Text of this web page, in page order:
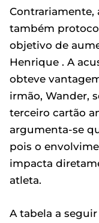
Contrariamente,
também
objetivo de
Henrique . A
obteve
irmão, Wander,
terceiro cartão
argumenta-se
pois o
impacta
atleta.
A tabela a